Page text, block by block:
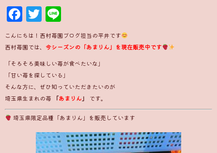
Facebook
Twitter
こんにちは！西村苺園ブログ担当の平井です
西村苺園では、 今シーズンの「あまりん」を現在販売中です
「そろそろ美味しい苺が食べたいな」
「甘い苺を探している」
そんな方に、ぜひ知っていただきたいのが
埼玉県生まれの苺
「あまりん 」 です。
埼玉県限定品種「あまりん」を販売しています